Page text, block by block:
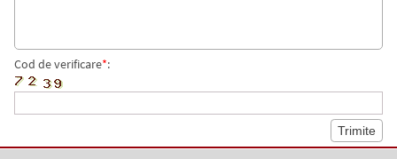
Cod de verificare*: